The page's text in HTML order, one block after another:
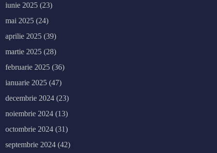
iunie 2025 (23)
mai 2025 (24)
aprilie 2025 (39)
martie 2025 (28)
februarie 2025 (36)
ianuarie 2025 (47)
decembrie 2024 (23)
noiembrie 2024 (13)
octombrie 2024 (31)
septembrie 2024 (42)